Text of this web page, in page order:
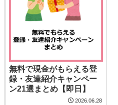
無料で現金がもらえる登
録・友達紹介キャンペー
ン21選まとめ【即日】
2026.06.28